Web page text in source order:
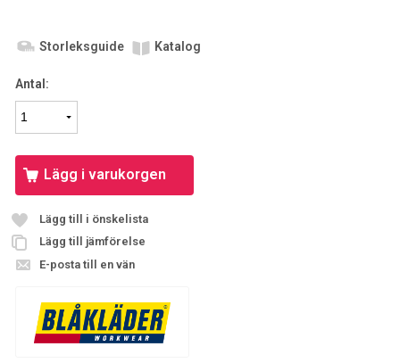
Storleksguide Katalog
Antal:
Lägg i varukorgen
Lägg till i önskelista
Lägg till jämförelse
E-posta till en vän